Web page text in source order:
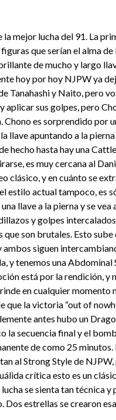
la mejor lucha del 91. La
que serían el alma
de mucho y largo
hoy por hoy NJPW ya
Tanahashi y Naito, pero
aplicar sus golpes, pero
es sorprendido por
llave apuntando a la
hecho hasta hay una
es muy cercana al
clásico, y en cuánto se
estilo actual tampoco, es
llave a la pierna y se
y golpes
son brutales. Esto
ambos siguen
tenemos una Abdominal
está por la rendición,
en cualquier
que la victoria “out of
antes hubo un
la secuencia final y el
de como 25
al Strong Style de
crítica esto es un
se sienta tan técnica
estrellas se crearon